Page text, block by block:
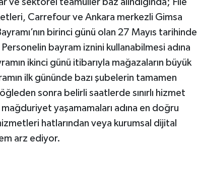
Carrefour ve Ankara merkezli Gimsa
birinci günü olan 27 Mayıs tarihinde
bayram iznini kullanabilmesi adına
ikinci günü itibarıyla mağazaların büyük
ilk gününde bazı şubelerin tamamen
öğleden sonra belirli saatlerde sınırlı hizmet
yaşamamaları adına en doğru
hatlarından veya kurumsal dijital
arz ediyor.